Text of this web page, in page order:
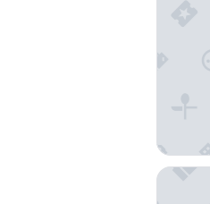
Principe